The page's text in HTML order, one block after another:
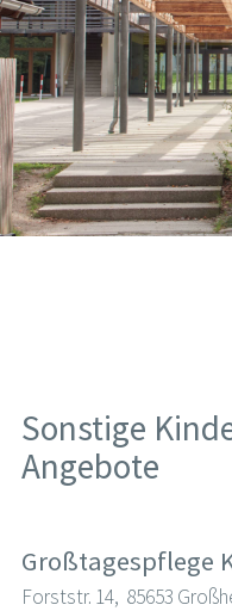
Sonstige
Angebote
Großtagespflege
Forststr. 14, 85653